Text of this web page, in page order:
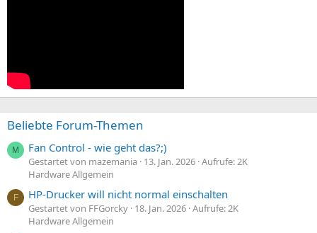
Beliebte Forum-Themen
M Fan Control - wie geht das?;)
Gestartet von mazemania 13. Jan. 2026 Aufrufe: 2K
Hardware Allgemein
F HP-Drucker will nicht normal einschalten
Gestartet von FFGorcky 18. Jan. 2026 Aufrufe: 2K
Hardware Allgemein